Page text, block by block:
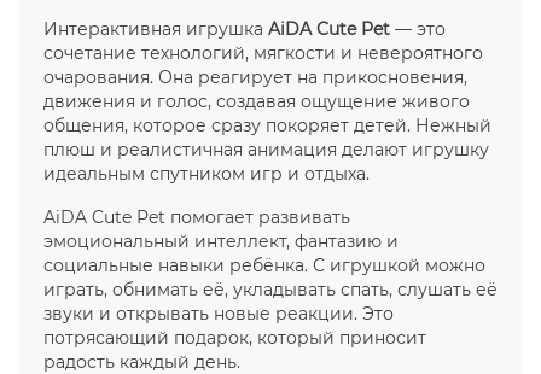
Интерактивная игрушка AiDA Cute Pet — это
сочетание технологий, мягкости и невероятного
очарования. Она реагирует на прикосновения,
движения и голос, создавая ощущение живого
общения, которое сразу покоряет детей. Нежный
плюш и реалистичная анимация делают игрушку
идеальным спутником игр и отдыха.
AiDA Cute Pet помогает развивать
эмоциональный интеллект, фантазию и
социальные навыки ребёнка. С игрушкой можно
играть, обнимать её, укладывать спать, слушать её
звуки и открывать новые реакции. Это
потрясающий подарок, который приносит
радость каждый день.